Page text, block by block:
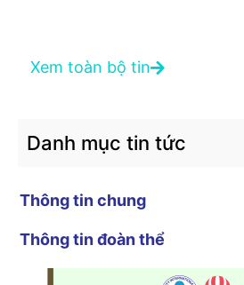
Xem toàn bộ tin
Danh mục tin tức
Thông tin chung
Thông tin đoàn thể